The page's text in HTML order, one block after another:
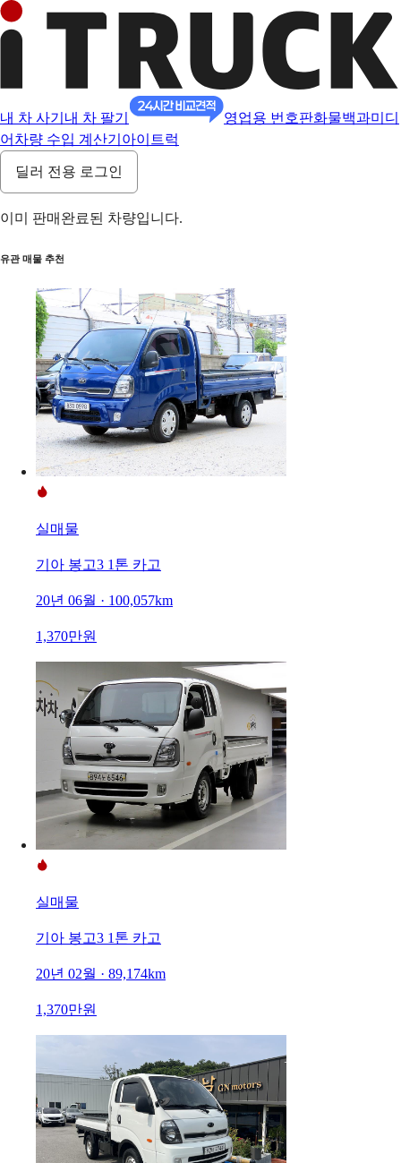
내 차 사기 내 차 팔기 영업용 번호판화물백과미디
어 차량 수입 계산기 아이트럭
딜러 전용 로그인
이미 판매완료된 차량입니다.
유관 매물 추천
실매물
기아 봉고3 1톤 카고
20년 06월 · 100,057km
1,370만원
실매물
기아 봉고3 1톤 카고
20년 02월 · 89,174km
1,370만원